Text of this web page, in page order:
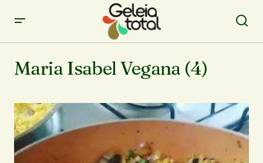
Maria Isabel Vegana (4)